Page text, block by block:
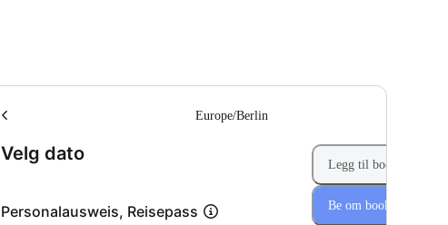
Velg dato(Trinn 1 av 2)
Europe/Berlin
Personalausweis, Reisepass
Legg til booking
Be om booking